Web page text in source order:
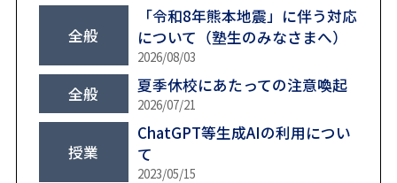
湘南藤沢
矢上
信濃町
全般
「令和8年熊本地震」に伴う対応
について（塾生のみなさまへ）
2026/08/03
全般 夏季休校にあたっての注意喚起
2026/07/21
授業
ChatGPT等生成AIの利用につい
て
2023/05/15